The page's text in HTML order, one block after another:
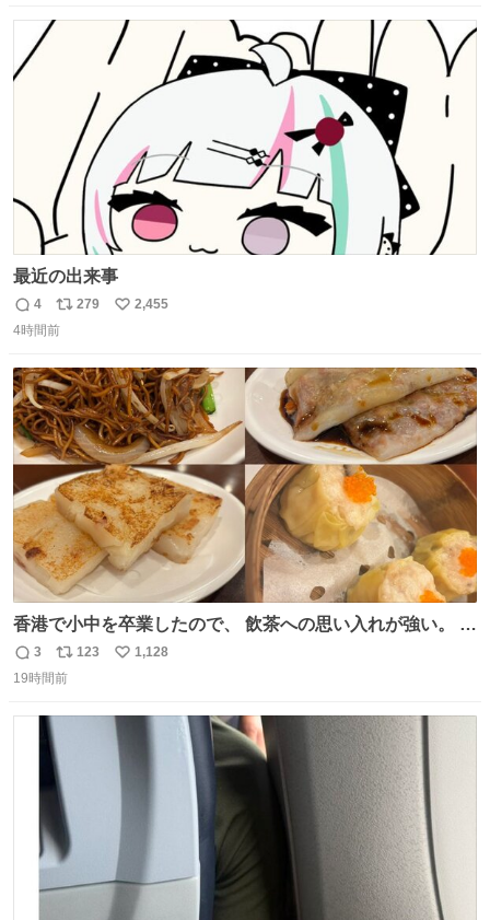
たいにﾄﾃﾄﾃついてってるし逃走しないし脱走しないし逃げ
ないし走ら文字数
数
最近の出来事
返
信
4
リ
ポ
ト
数
279
い
数
2,455
4時間前
香港で小中を卒業したので、 飲茶への思い入れが強い。 常
に現地の味を探している。 横浜中華街まで行き、店を厳選
すれば流石に出会えるけど、もっと近場で気軽に行ける店
たけど、 総合的には満足。
返
信
3
リ
ポ
数
123
い
数
1,128
19時間前